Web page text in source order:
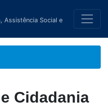
Assistência Social e
Cidadania